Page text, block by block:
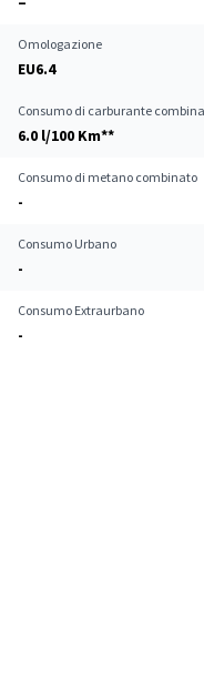
Omologazione
EU6.4
Consumo di carburante
6.0 l/100 Km**
Consumo di metano combinato
-
Consumo Urbano
-
Consumo Extraurbano
-